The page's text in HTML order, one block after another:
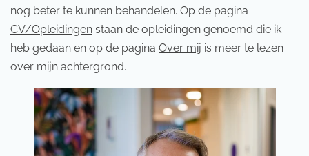
nog beter te kunnen behandelen. Op de pagina
CV/Opleidingen staan de opleidingen genoemd die ik
heb gedaan en op de pagina Over mij is meer te lezen
over mijn achtergrond.